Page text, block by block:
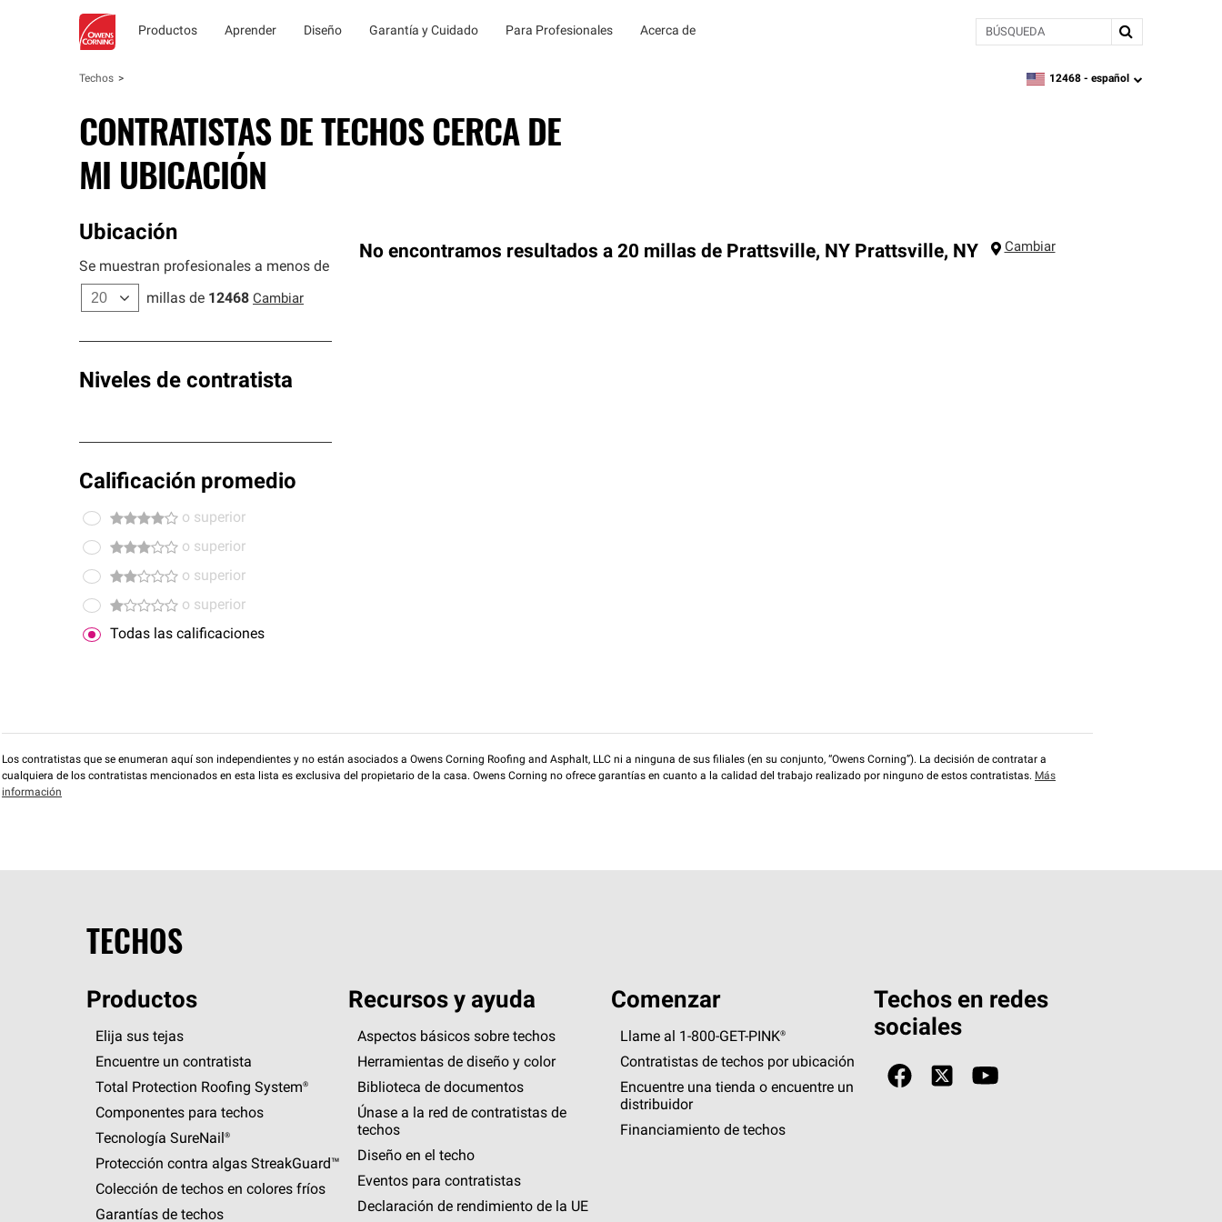
Productos Aprender Diseño Garantía y Cuidado Para Profesionales Acerca de BÚSQUEDA
Techos zipcode,language
12468 - español
CONTRATISTAS DE TECHOS CERCA DE
MI UBICACIÓN
Ubicación
Se muestran profesionales a menos de
millas de 12468 Cambiar
Niveles de contratista
Calificación promedio
o superior
o superior
o superior
o superior
Todas las calificaciones
No encontramos resultados a 20 millas de Prattsville, NY Prattsville, NY Cambiar
Los contratistas que se enumeran aquí son independientes y no están asociados a Owens Corning Roofing and Asphalt, LLC ni a ninguna de sus filiales (en su conjunto, “Owens Corning”). La decisión de contratar a
cualquiera de los contratistas mencionados en esta lista es exclusiva del propietario de la casa. Owens Corning no ofrece garantías en cuanto a la calidad del trabajo realizado por ninguno de estos contratistas. Más
información
TECHOS
Productos
Elija sus tejas
Encuentre un contratista
Total Protection Roofing System®
Componentes para techos
Tecnología SureNail®
Protección contra algas StreakGuard™
Colección de techos en colores fríos
Garantías de techos
Recursos y ayuda
Aspectos básicos sobre techos
Herramientas de diseño y color
Biblioteca de documentos
Únase a la red de contratistas de
techos
Diseño en el techo
Eventos para contratistas
Declaración de rendimiento de la UE
Comenzar
Llame al 1-800-GET -PINK®
Contratistas de techos por ubicación
Encuentre una tienda o encuentre un
distribuidor
Financiamiento de techos
Techos en redes
sociales